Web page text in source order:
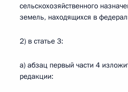
сельскохозяйственного
земель, находящихся в
2) в статье 3:
а) абзац первый части 4
редакции: